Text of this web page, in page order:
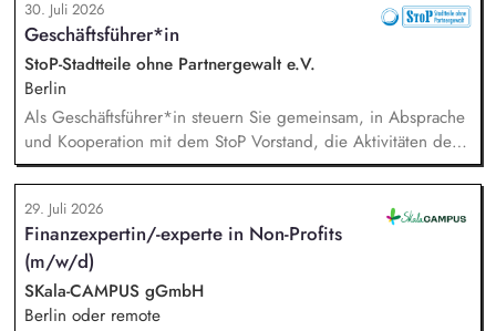
Projekten.
Organisation von Veranstaltungen (online und in Präsenz).
Administrative Unterstützung der Vereinsarbeit, insbesondere
bei der Verwaltung der Mitgliederdaten, Mitgliedsbeiträge,
Vereinsregister und bei der Organisation von
Vereinsgremien.
30. Juli 2026
Geschäftsführer*in
StoP-Stadtteile ohne Partnergewalt e.V.
Berlin
Als Geschäftsführer*in steuern Sie gemeinsam, in Absprache
und Kooperation mit dem StoP Vorstand, die Aktivitäten der
Bundesfachstelle StoP. Im Einzelnen bedeutet das:
Projektmanagement und Verantwortung für die Umsetzung
des Gesamtprojektes, Gesamtsteuerung und Sicherstellung
des wirtschaftlichen Betriebes der Geschäftsstelle und des
Vereins (Finanzierung, Controlling), Akquise von
Fördermitteln und Spenden sowie Personalverantwortung für
die Bundesfachstelle mit 4 Mitarbeitenden.
29. Juli 2026
Finanzexpertin/-experte in Non-Profits
(m/w/d)
SKala-CAMPUS gGmbH
Berlin oder remote